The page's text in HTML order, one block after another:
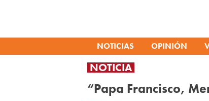
NOTICIAS OPINIÓN
NOTICIA
“Papa Francisco,